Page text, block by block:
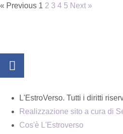
« Previous 1 2 3 4 5 Next »
L'EstroVerso. Tutti i diritti
Realizzazione sito a cura di
Cos'è L'Estroverso